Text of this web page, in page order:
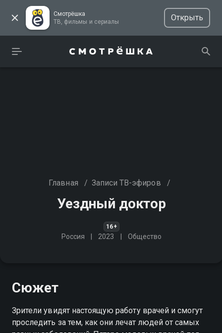
Смотрёшка
ТВ, фильмы и сериалы
Открыть
Главная / Записи ТВ-эфиров /
Уездный доктор
16+
Россия 2023 Общество
Сюжет
Зрители увидят настоящую работу врачей и смогут
проследить за тем, как они лечат людей от самых